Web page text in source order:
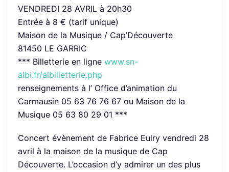
VENDREDI 28 AVRIL à 20h30
Entrée à 8 € (tarif unique)
Maison de la Musique / Cap’Découverte
81450 LE GARRIC
*** Billetterie en ligne www.sn-
albi.fr/albilletterie.php
renseignements à l’ Office d’animation du
Carmausin 05 63 76 76 67 ou Maison de la
Musique 05 63 80 29 01 ***
Concert évènement de Fabrice Eulry vendredi 28
avril à la maison de la musique de Cap
Découverte. L’occasion d’y admirer un des plus